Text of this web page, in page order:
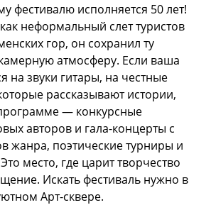
фестивалю исполняется 50 лет!
неформальный слет туристов
гор, он сохранил ту
атмосферу. Если ваша
на звуки гитары, на честные
рассказывают истории,
— конкурсные
авторов и гала-концерты с
жанра, поэтические турниры и
место, где царит творчество
Искать фестиваль нужно в
Арт-сквере.